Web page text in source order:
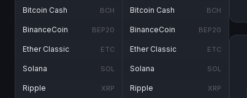
Bitcoin Cash BCH
BinanceCoin BEP20
Ether Classic ETC
Solana SOL
Ripple XRP
Bitcoin Cash BCH
BinanceCoin BEP20
Ether Classic ETC
Solana SOL
Ripple XRP